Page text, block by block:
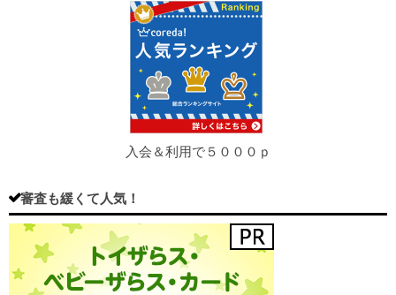
入会＆利用で５０００ｐ
審査も緩くて人気！